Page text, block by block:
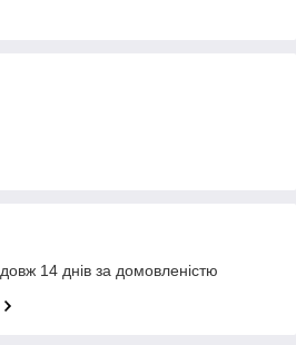
14 днів за домовленістю